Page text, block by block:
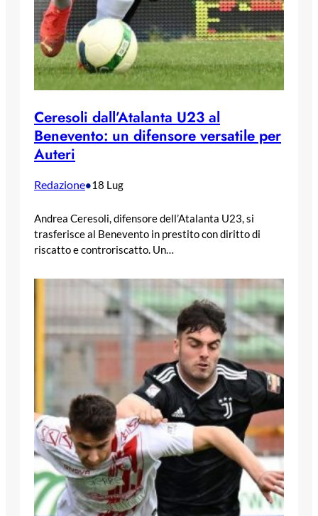
Ceresoli dall’Atalanta U23 al
Benevento: un difensore versatile per
Auteri
Redazione•18 Lug
Andrea Ceresoli, difensore dell’Atalanta U23, si
trasferisce al Benevento in prestito con diritto di
riscatto e controriscatto. Un…